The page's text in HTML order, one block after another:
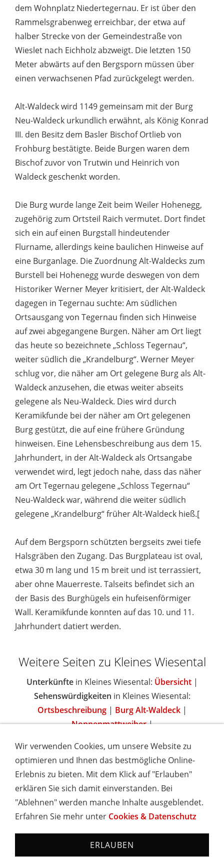
dem Wohnplatz Niedertegernau. Er ist über den
Rammelsgrabenweg erreichbar, der etwa auf
halber Strecke von der Gemeindestraße von
Wieslet nach Eichholz abzweigt. Die letzten 150
Meter abwärts auf den Bergsporn müssen über
einen verwachsenen Pfad zurückgelegt werden.
Alt-Waldeck wird 1149 gemeinsam mit der Burg
Neu-Waldeck urkundlich erwähnt, als König Konrad
III. den Besitz dem Basler Bischof Ortlieb von
Frohburg bestätigte. Beide Burgen waren dem
Bischof zuvor von Trutwin und Heinrich von
Waldeck geschenkt worden.
Die Burg wurde lange Zeit beim Weiler Hohenegg,
zugehörig zum Ortsteil Raich vermutet. Dort findet
sich ein auf einen Burgstall hindeutender
Flurname, allerdings keine baulichen Hinweise auf
eine Burganlage. Die Zuordnung Alt-Waldecks zum
Burstell bei Hohenegg wurde deswegen von dem
Historiker Werner Meyer kritisiert, der Alt-Waldeck
dagegen in Tegernau suchte: Am südlichen
Ortsausgang von Tegernau finden sich Hinweise
auf zwei abgegangene Burgen. Näher am Ort liegt
das heute so bezeichnete „Schloss Tegernau“,
weiter südlich die „Krandelburg“. Werner Meyer
schlug vor, die näher am Ort gelegene Burg als Alt-
Waldeck anzusehen, die etwas weiter abseits
gelegene als Neu-Waldeck. Dies wird durch
Keramikfunde bei der näher am Ort gelegenen
Burg gestützt, die auf eine frühere Gründung
hinweisen. Eine Lehensbeschreibung aus dem 15.
Jahrhundert, in der Alt-Waldeck als Ortsangabe
verwendet wird, legt jedoch nahe, dass das näher
am Ort Tegernau gelegene „Schloss Tegernau“
Neu-Waldeck war, während die weiter südlich
gelegene „Krandelburg“ früher Alt-Waldeck hieß.[
Auf dem Bergsporn schützten bergseits zwei tiefe
Halsgräben den Zugang. Das Burgplateau ist oval,
etwa 30 m lang und 15 m breit und ist terrassiert,
aber ohne Mauerreste. Talseits befindet sich an
der Basis des Burghügels ein hufeisenförmiger
Wall. Keramikfunde konnten auf das 10. und 11.
Jahrhundert datiert werden.
Weitere Seiten zu Kleines Wiesental
Unterkünfte in Kleines Wiesental: Übersicht|
Sehenswürdigkeiten in Kleines Wiesental:
Ortsbeschreibung| Burg Alt-Waldeck|
Nonnenmattweiher|
IMPRESSUM COOKIES & DATENSCHUTZ
AGB
TOURISMUSHELD
WISSENSWERT
NEWSLETTER
Hotels und Ferienwohnungen im Schwarzwald - Urlaub in
Wir verwenden Cookies, um unsere Website zu
optimieren und Ihnen das bestmögliche Online-
Erlebnis zu bieten. Mit dem Klick auf "Erlauben"
erklären Sie sich damit einverstanden. Bei
"Ablehnen" werden manche Inhalte ausgeblendet.
Erfahren Sie mehr unter Cookies & Datenschutz
ERLAUBEN